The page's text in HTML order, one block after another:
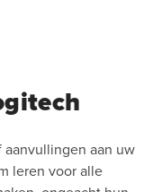
aanvullingen aan uw
leren voor alle